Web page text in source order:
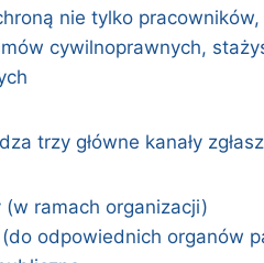
nie tylko
cywilnoprawnych,
trzy główne kanały
(w ramach organizacji)
odpowiednich organów